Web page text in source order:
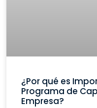
¿Por qué es
Programa de
Empresa?